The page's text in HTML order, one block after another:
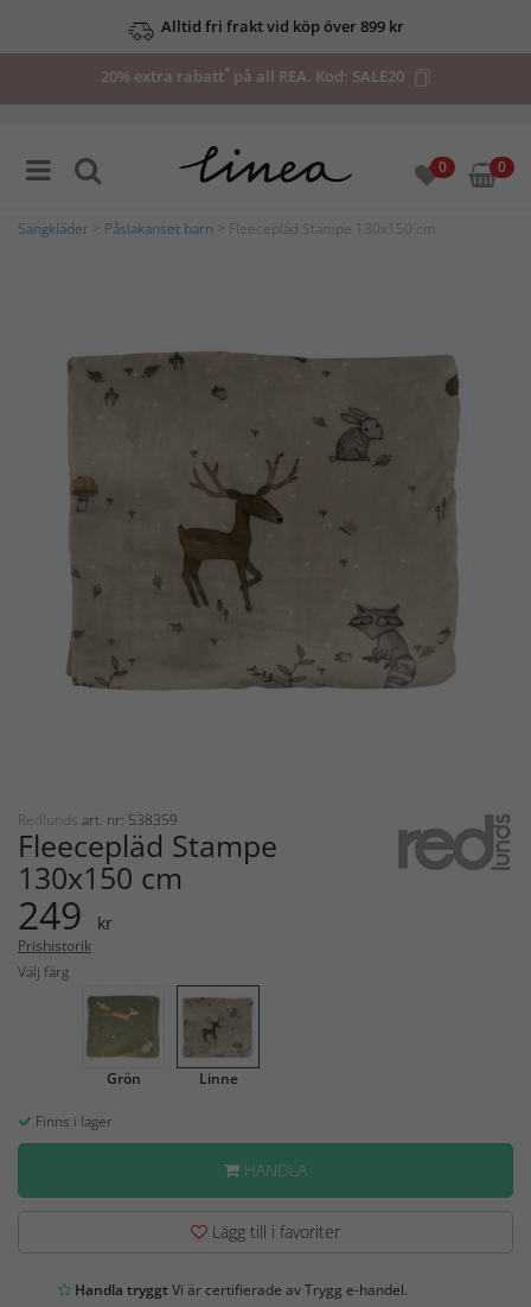
Alltid fri frakt vid köp över 899 kr
20% extra rabatt*på all REA. Kod: SALE20
0 0
Sängkläder Påslakanset barn > Fleecepläd Stampe 130x150 cm
Redlunds art. nr: 538359
Fleecepläd Stampe
130x150 cm
249 kr
Prishistorik
Välj färg
Grön Linne
Finns i lager
HANDLA
Lägg till i favoriter
Handla tryggtVi är certifierade av Trygg e-handel.